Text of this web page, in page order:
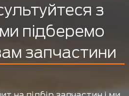
з
підберемо
запчастини